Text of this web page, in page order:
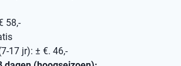
58,-
17 jr): ± €. 46,-